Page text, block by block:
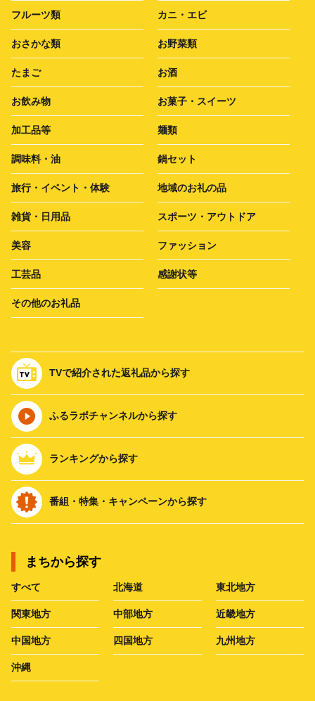
フルーツ類 カニ・エビ
おさかな類 お野菜類
たまご お酒
お飲み物 お菓子・スイーツ
加工品等 麺類
調味料・油 鍋セット
旅行・イベント・体験 地域のお礼の品
雑貨・日用品 スポーツ・アウトドア
美容 ファッション
工芸品 感謝状等
その他のお礼品
TVで紹介された返礼品から探す
ふるラボチャンネルから探す
ランキングから探す
番組・特集・キャンペーンから探す
まちから探す
すべて 北海道 東北地方
関東地方 中部地方 近畿地方
中国地方 四国地方 九州地方
沖縄